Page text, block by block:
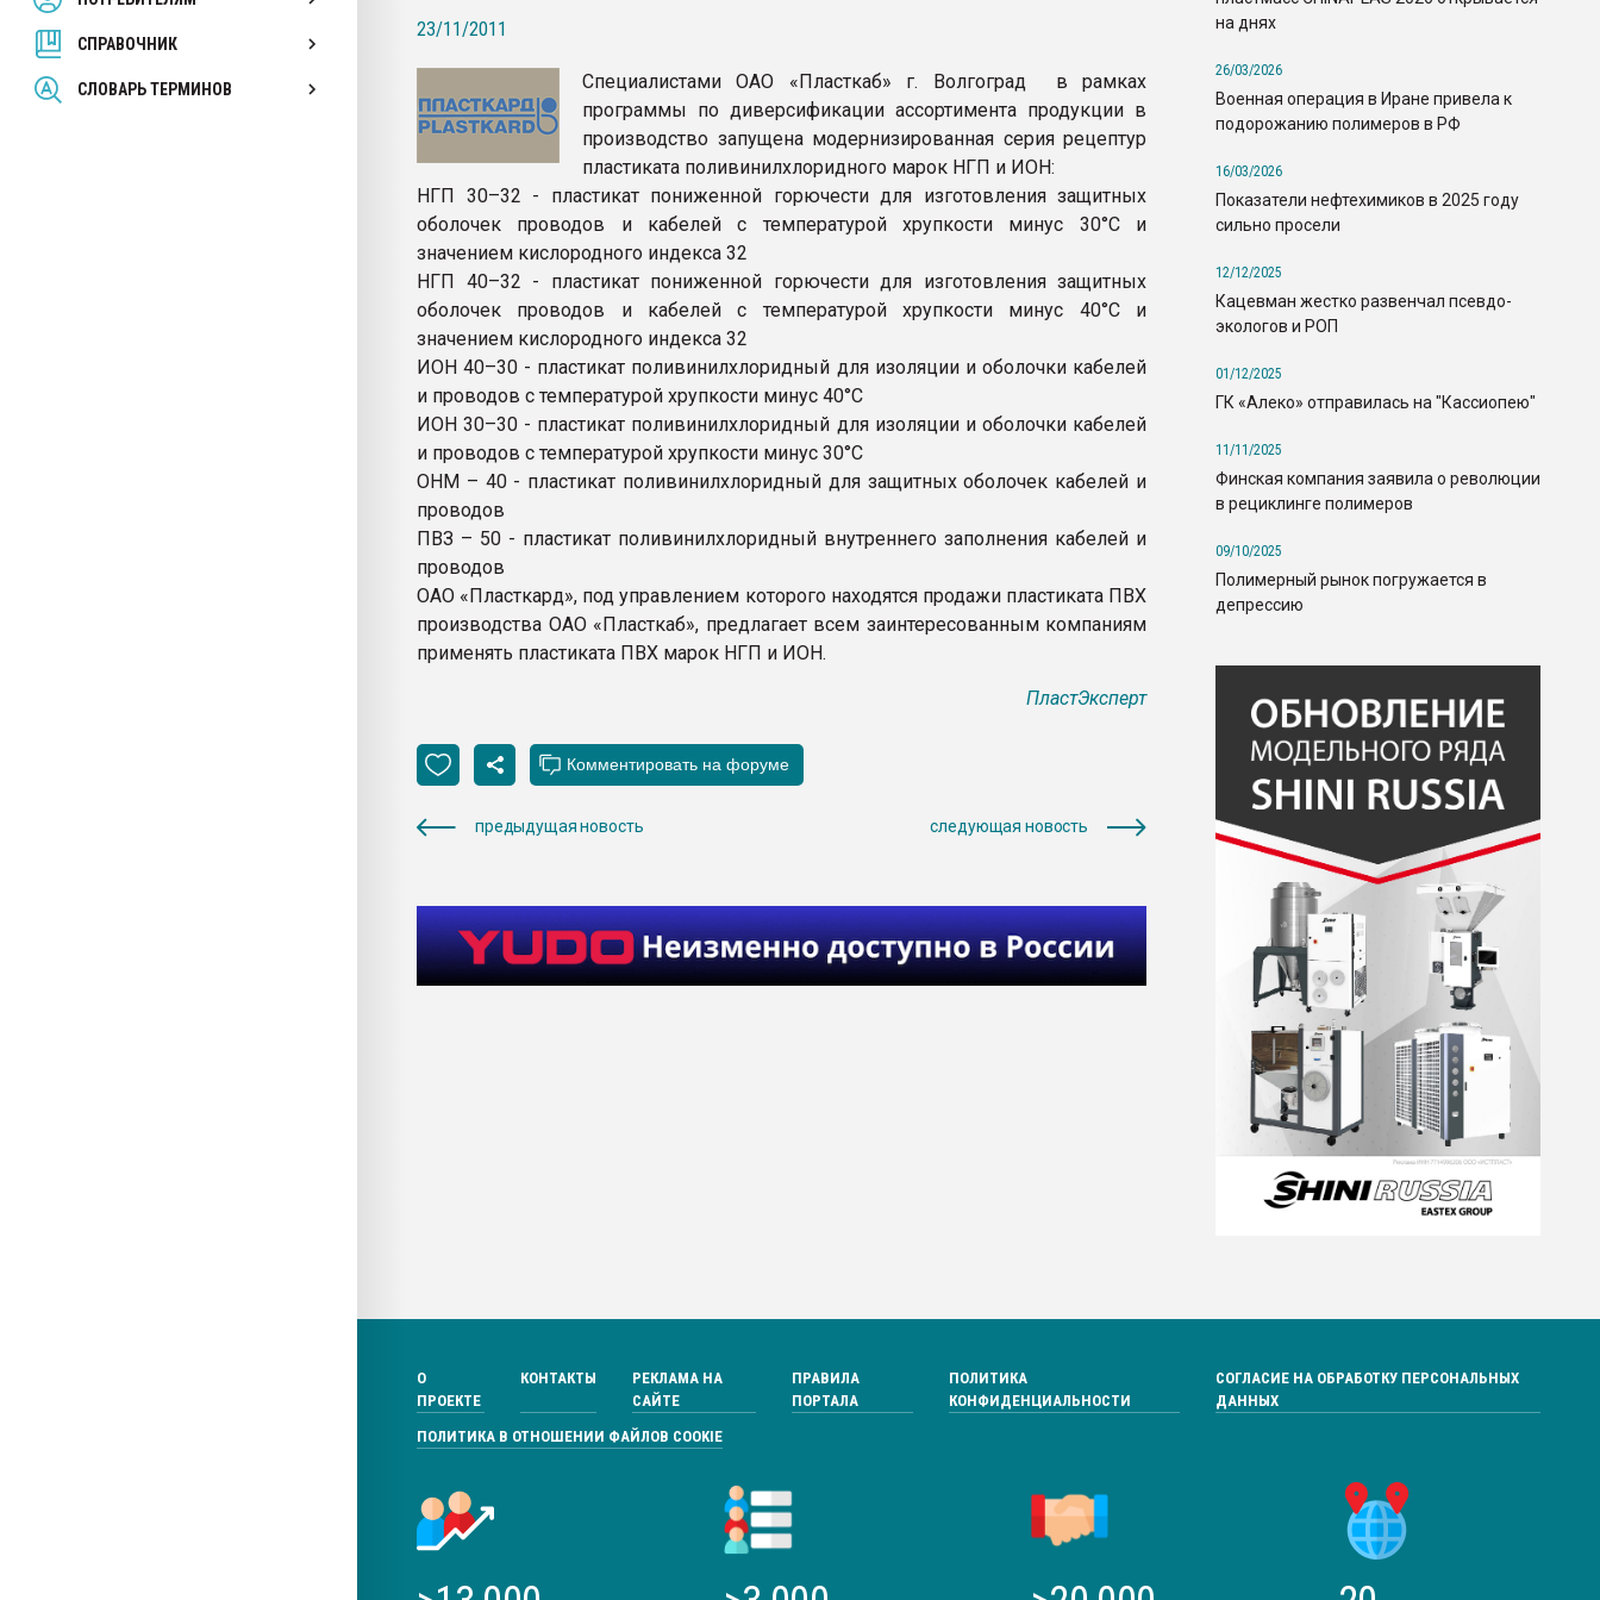
СПРАВОЧНИК
СЛОВАРЬ ТЕРМИНОВ
вакуумного формования
ПЕРЕЙТИ НА ФОРУМ
23/11/2011
Специалистами ОАО «Пласткаб» г. Волгоград в рамках
программы по диверсификации ассортимента продукции в
производство запущена модернизированная серия рецептур
пластиката поливинилхлоридного марок НГП и ИОН:
НГП 30–32 - пластикат пониженной горючести для изготовления защитных
оболочек проводов и кабелей с температурой хрупкости минус 30°С и
значением кислородного индекса 32
НГП 40–32 - пластикат пониженной горючести для изготовления защитных
оболочек проводов и кабелей с температурой хрупкости минус 40°С и
значением кислородного индекса 32
ИОН 40–30 - пластикат поливинилхлоридный для изоляции и оболочки кабелей
и проводов с температурой хрупкости минус 40°С
ИОН 30–30 - пластикат поливинилхлоридный для изоляции и оболочки кабелей
и проводов с температурой хрупкости минус 30°С
ОНМ – 40 - пластикат поливинилхлоридный для защитных оболочек кабелей и
проводов
ПВЗ – 50 - пластикат поливинилхлоридный внутреннего заполнения кабелей и
проводов
ОАО «Пласткард», под управлением которого находятся продажи пластиката ПВХ
производства ОАО «Пласткаб», предлагает всем заинтересованным компаниям
применять пластиката ПВХ марок НГП и ИОН.
ПластЭксперт
предыдущая новость следующая новость
на днях
26/03/2026
Военная операция в Иране привела к
подорожанию полимеров в РФ
16/03/2026
Показатели нефтехимиков в 2025 году
сильно просели
12/12/2025
Кацевман жестко развенчал псевдо-
экологов и РОП
01/12/2025
ГК «Алеко» отправилась на "Кассиопею"
11/11/2025
Финская компания заявила о революции
в рециклинге полимеров
09/10/2025
Полимерный рынок погружается в
депрессию
О
ПРОЕКТЕ
КОНТАКТЫ
РЕКЛАМА НА
САЙТЕ
ПРАВИЛА
ПОРТАЛА
ПОЛИТИКА
КОНФИДЕНЦИАЛЬНОСТИ
СОГЛАСИЕ НА ОБРАБОТКУ ПЕРСОНАЛЬНЫХ
ДАННЫХ
ПОЛИТИКА В ОТНОШЕНИИ ФАЙЛОВ COOKIE